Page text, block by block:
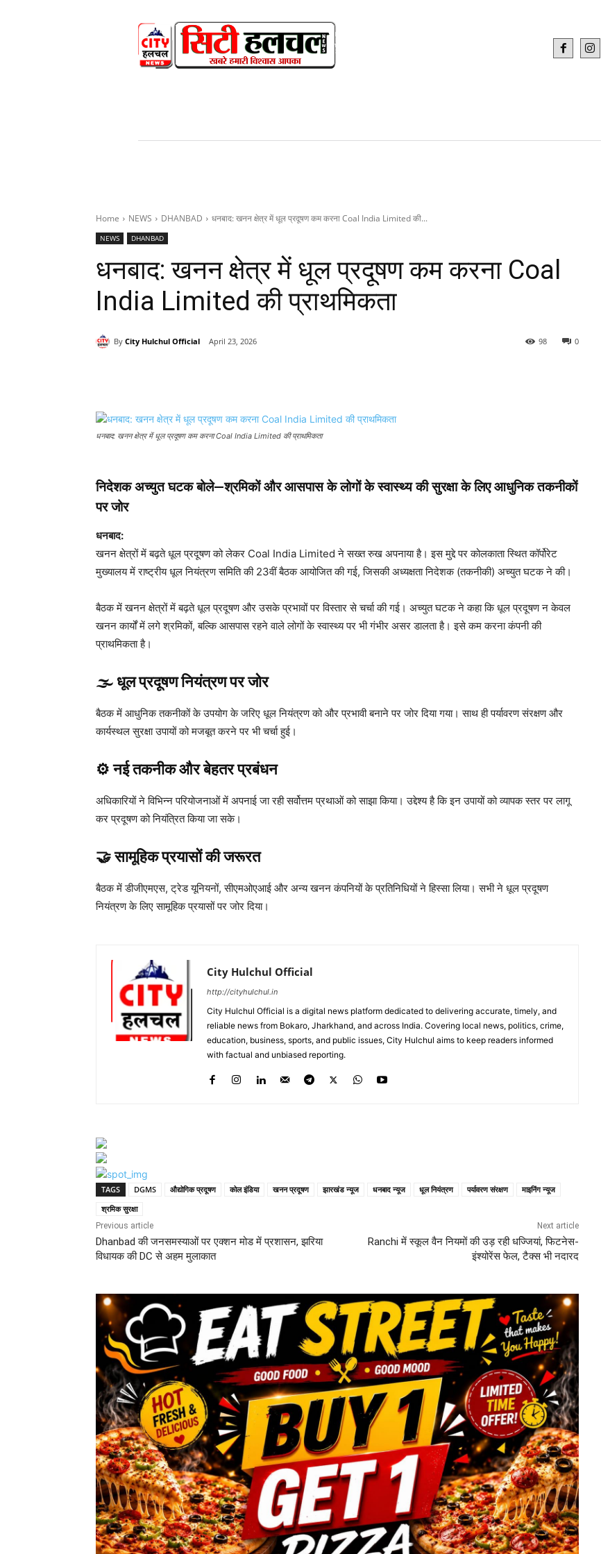
WEB
Home NEWS DHANBAD धनबाद: खनन क्षेत्र में धूल प्रदूषण कम करना Coal India Limited की...
NEWS DHANBAD
धनबाद: खनन क्षेत्र में धूल प्रदूषण कम करना Coal
India Limited की प्राथमिकता
By City Hulchul Official April 23, 2026 0
98
धनबाद: खनन क्षेत्र में धूल प्रदूषण कम करना Coal India Limited की प्राथमिकता
निदेशक अच्युत घटक बोले—श्रमिकों और आसपास के लोगों के स्वास्थ्य की सुरक्षा के लिए आधुनिक तकनीकों
पर जोर
धनबाद:
खनन क्षेत्रों में बढ़ते धूल प्रदूषण को लेकर Coal India Limited ने सख्त रुख अपनाया है। इस मुद्दे पर कोलकाता स्थित कॉर्पोरेट
मुख्यालय में राष्ट्रीय धूल नियंत्रण समिति की 23वीं बैठक आयोजित की गई, जिसकी अध्यक्षता निदेशक (तकनीकी) अच्युत घटक ने की।
बैठक में खनन क्षेत्रों में बढ़ते धूल प्रदूषण और उसके प्रभावों पर विस्तार से चर्चा की गई। अच्युत घटक ने कहा कि धूल प्रदूषण न केवल
खनन कार्यों में लगे श्रमिकों, बल्कि आसपास रहने वाले लोगों के स्वास्थ्य पर भी गंभीर असर डालता है। इसे कम करना कंपनी की
प्राथमिकता है।
🌫️ धूल प्रदूषण नियंत्रण पर जोर
बैठक में आधुनिक तकनीकों के उपयोग के जरिए धूल नियंत्रण को और प्रभावी बनाने पर जोर दिया गया। साथ ही पर्यावरण संरक्षण और
कार्यस्थल सुरक्षा उपायों को मजबूत करने पर भी चर्चा हुई।
⚙️ नई तकनीक और बेहतर प्रबंधन
अधिकारियों ने विभिन्न परियोजनाओं में अपनाई जा रही सर्वोत्तम प्रथाओं को साझा किया। उद्देश्य है कि इन उपायों को व्यापक स्तर पर लागू
कर प्रदूषण को नियंत्रित किया जा सके।
🤝 सामूहिक प्रयासों की जरूरत
बैठक में डीजीएमएस, ट्रेड यूनियनों, सीएमओएआई और अन्य खनन कंपनियों के प्रतिनिधियों ने हिस्सा लिया। सभी ने धूल प्रदूषण
नियंत्रण के लिए सामूहिक प्रयासों पर जोर दिया।
City Hulchul Official
http://cityhulchul.in
City Hulchul Official is a digital news platform dedicated to delivering accurate, timely, and
reliable news from Bokaro, Jharkhand, and across India. Covering local news, politics, crime,
education, business, sports, and public issues, City Hulchul aims to keep readers informed
with factual and unbiased reporting.
TAGS DGMS औद्योगिक प्रदूषण कोल इंडिया खनन प्रदूषण झारखंड न्यूज धनबाद न्यूज धूल नियंत्रण पर्यावरण संरक्षण
माइनिंग न्यूज
श्रमिक सुरक्षा
Previous article
Dhanbad की जनसमस्याओं पर एक्शन मोड में प्रशासन, झरिया
विधायक की DC से अहम मुलाकात
Next article
Ranchi में स्कूल वैन नियमों की उड़ रही धज्जियां, फिटनेस-
इंश्योरेंस फेल, टैक्स भी नदारद